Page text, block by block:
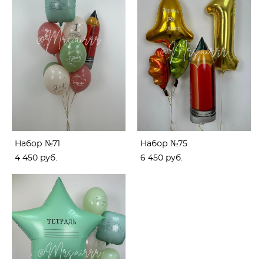
Набор №71
4 450 pуб.
Набор №75
6 450 pуб.